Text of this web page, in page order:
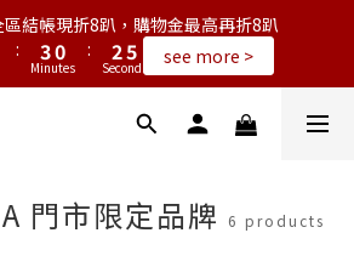
區結帳現折8趴，購物金最高再折8趴
:
4
3
2
1
0
Minutes
:
3
2
1
6
5
4
2
Seconds see more >
門市限定品牌 6 products